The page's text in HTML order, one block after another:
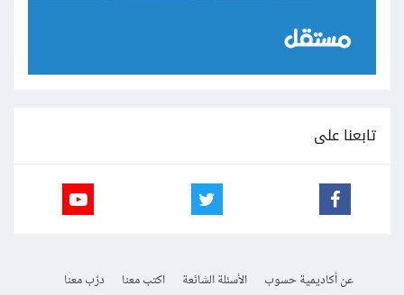
تابعنا على
عن أكاديمية حسوب الأسئلة الشائعة اكتب معنا
درّب معنا